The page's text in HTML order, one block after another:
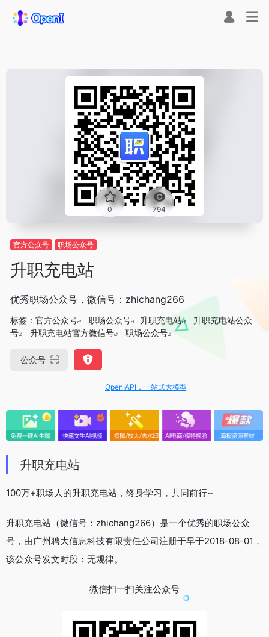
0 794
官方公众号 职场公众号
升职充电站
优秀职场公众号，微信号：zhichang266
标签： 官方公众号 职场公众号 升职充电站
升职充电站公众
号
升职充电站官方微信号 职场公众号
公众号
OpenIAPI，一站式大模型API聚合平台
升职充电站
100万+职场人的升职充电站，终身学习，共同前行~
升职充电站（微信号：zhichang266）是一个优秀的职场公众
号，由广州聘大信息科技有限责任公司注册于早于2018-08-01，
该公众号发文时段：无规律。
微信扫一扫关注公众号